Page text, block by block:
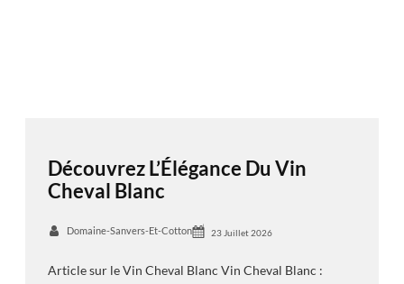
Découvrez L’Élégance Du Vin
Cheval Blanc
Domaine-Sanvers-Et-Cotton 23 Juillet 2026
Article sur le Vin Cheval Blanc Vin Cheval Blanc :